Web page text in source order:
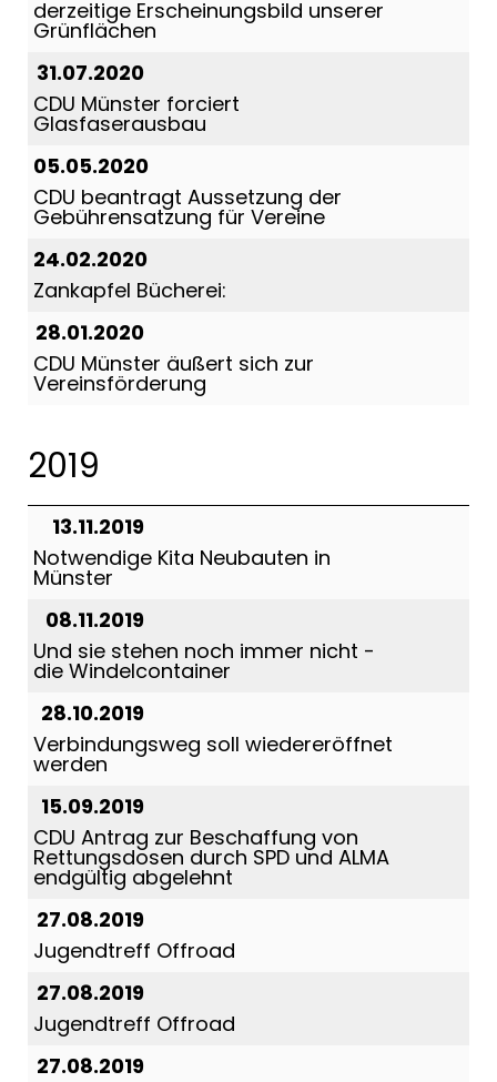
derzeitige Erscheinungsbild unserer
Grünflächen
31.07.2020
CDU Münster forciert
Glasfaserausbau
05.05.2020
CDU beantragt Aussetzung der
Gebührensatzung für Vereine
24.02.2020
Zankapfel Bücherei:
28.01.2020
CDU Münster äußert sich zur
Vereinsförderung
2019
13.11.2019
Notwendige Kita Neubauten in
Münster
08.11.2019
Und sie stehen noch immer nicht -
die Windelcontainer
28.10.2019
Verbindungsweg soll wiedereröffnet
werden
15.09.2019
CDU Antrag zur Beschaffung von
Rettungsdosen durch SPD und ALMA
endgültig abgelehnt
27.08.2019
Jugendtreff Offroad
27.08.2019
Jugendtreff Offroad
27.08.2019